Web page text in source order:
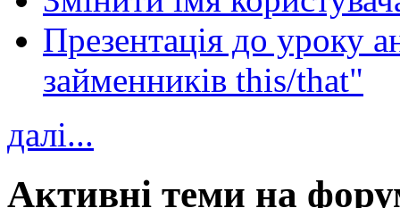
Презентація до уроку
займенників this/that"
далі...
Активні теми на